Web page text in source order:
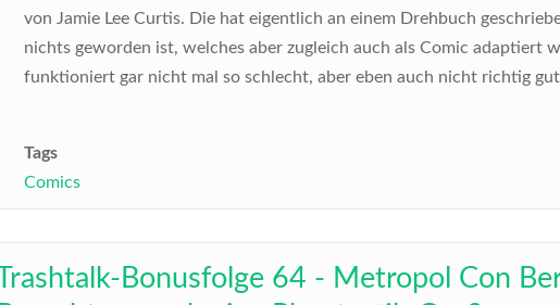
von Jamie Lee Curtis. Die hat eigentlich an einem Drehbuch
nichts geworden ist, welches aber zugleich auch als Comic adaptiert
funktioniert gar nicht mal so schlecht, aber eben auch nicht richtig
Tags
Comics
Trashtalk-Bonusfolge 64 - Metropol Con